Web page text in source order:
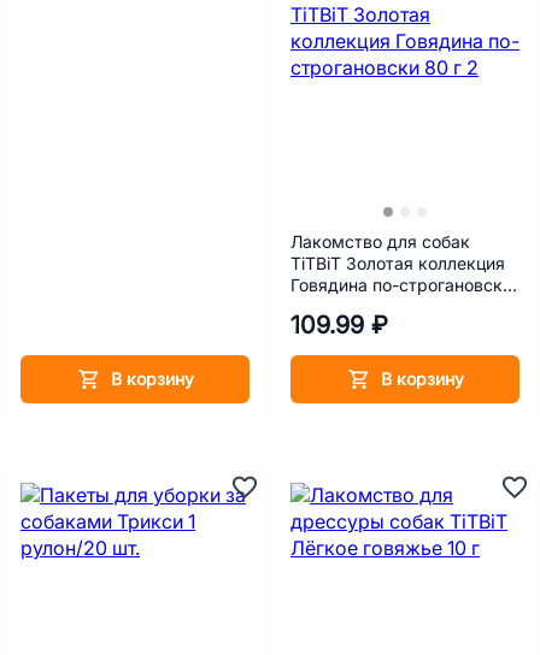
В корзину
Лакомство для собак
TiTBiT Золотая коллекция
Говядина по-строгановски
109.99 ₽
В корзину